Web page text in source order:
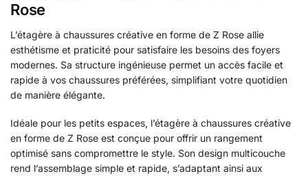
Rose
L’étagère à chaussures créative en forme de Z Rose allie
esthétisme et praticité pour satisfaire les besoins des foyers
modernes. Sa structure ingénieuse permet un accès facile et
rapide à vos chaussures préférées, simplifiant votre quotidien
de manière élégante.
Idéale pour les petits espaces, l’étagère à chaussures créative
en forme de Z Rose est conçue pour offrir un rangement
optimisé sans compromettre le style. Son design multicouche
rend l’assemblage simple et rapide, s’adaptant ainsi aux